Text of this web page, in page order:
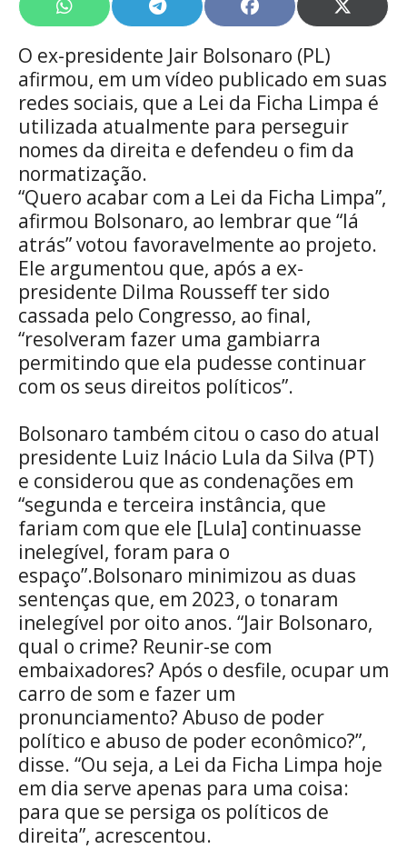
Share
on
WhatsApp
Share
on
Telegram
Share
on
Facebook
Share
on
O ex-presidente Jair Bolsonaro (PL)
afirmou, em um vídeo publicado em suas
redes sociais, que a Lei da Ficha Limpa é
utilizada atualmente para perseguir
nomes da direita e defendeu o fim da
normatização.
“Quero acabar com a Lei da Ficha Limpa”,
afirmou Bolsonaro, ao lembrar que “lá
atrás” votou favoravelmente ao projeto.
Ele argumentou que, após a ex-
presidente Dilma Rousseff ter sido
cassada pelo Congresso, ao final,
“resolveram fazer uma gambiarra
permitindo que ela pudesse continuar
com os seus direitos políticos”.
Bolsonaro também citou o caso do atual
presidente Luiz Inácio Lula da Silva (PT)
e considerou que as condenações em
“segunda e terceira instância, que
fariam com que ele [Lula] continuasse
inelegível, foram para o
espaço”.Bolsonaro minimizou as duas
sentenças que, em 2023, o tonaram
inelegível por oito anos. “Jair Bolsonaro,
qual o crime? Reunir-se com
embaixadores? Após o desfile, ocupar um
carro de som e fazer um
pronunciamento? Abuso de poder
político e abuso de poder econômico?”,
disse. “Ou seja, a Lei da Ficha Limpa hoje
em dia serve apenas para uma coisa:
para que se persiga os políticos de
direita”, acrescentou.